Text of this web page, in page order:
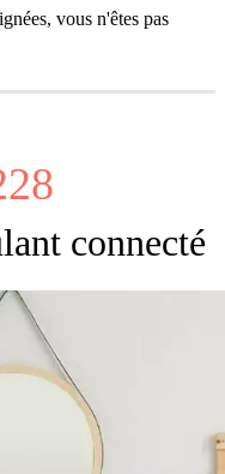
vous n'êtes pas
connecté